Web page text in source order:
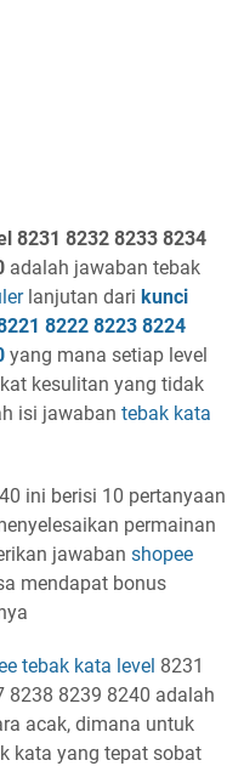
8231 8232 8233 8234
adalah jawaban tebak
lanjutan dari kunci
8222 8223 8224
yang mana setiap level
kesulitan yang tidak
isi jawaban tebak kata
ini berisi 10 pertanyaan
permainan
jawaban shopee
mendapat bonus
tebak kata level 8231
8238 8239 8240 adalah
acak, dimana untuk
kata yang tepat sobat